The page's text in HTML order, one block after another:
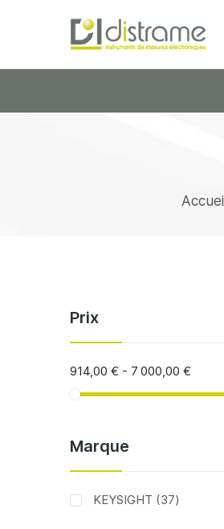
Accueil
Prix
914,00 € - 7 000,00 €
Marque
KEYSIGHT 37articles